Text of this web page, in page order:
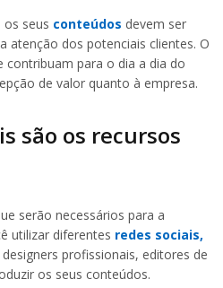
os seus conteúdos devem ser
atenção dos potenciais clientes. O
contribuam para o dia a dia do
de valor quanto à empresa.
são os recursos
serão necessários para a
utilizar diferentes redes sociais,
profissionais, editores de
os seus conteúdos.